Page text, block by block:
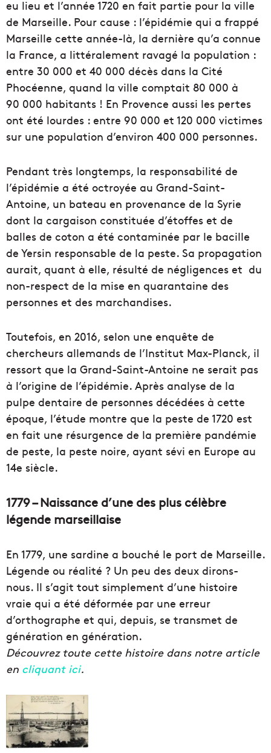
eu lieu et l’année 1720 en fait partie pour la ville
de Marseille. Pour cause : l’épidémie qui a frappé
Marseille cette année-là, la dernière qu’a connue
la France, a littéralement ravagé la population :
entre 30 000 et 40 000 décès dans la Cité
Phocéenne, quand la ville comptait 80 000 à
90 000 habitants ! En Provence aussi les pertes
ont été lourdes : entre 90 000 et 120 000 victimes
sur une population d’environ 400 000 personnes.
Pendant très longtemps, la responsabilité de
l’épidémie a été octroyée au Grand-Saint-
Antoine, un bateau en provenance de la Syrie
dont la cargaison constituée d’étoffes et de
balles de coton a été contaminée par le bacille
de Yersin responsable de la peste. Sa propagation
aurait, quant à elle, résulté de négligences et du
non-respect de la mise en quarantaine des
personnes et des marchandises.
Toutefois, en 2016, selon une enquête de
chercheurs allemands de l’Institut Max-Planck, il
ressort que la Grand-Saint-Antoine ne serait pas
à l’origine de l’épidémie. Après analyse de la
pulpe dentaire de personnes décédées à cette
époque, l’étude montre que la peste de 1720 est
en fait une résurgence de la première pandémie
de peste, la peste noire, ayant sévi en Europe au
14e siècle.
1779 – Naissance d’une des plus célèbre
légende marseillaise
En 1779, une sardine a bouché le port de Marseille.
Légende ou réalité ? Un peu des deux dirons-
nous. Il s’agit tout simplement d’une histoire
vraie qui a été déformée par une erreur
d’orthographe et qui, depuis, se transmet de
génération en génération.
Découvrez toute cette histoire dans notre article
en cliquant ici.